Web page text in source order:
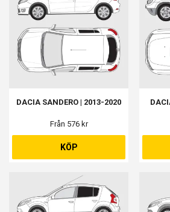
DACIA SANDERO | 2013-2020
Från 576 kr
KÖP